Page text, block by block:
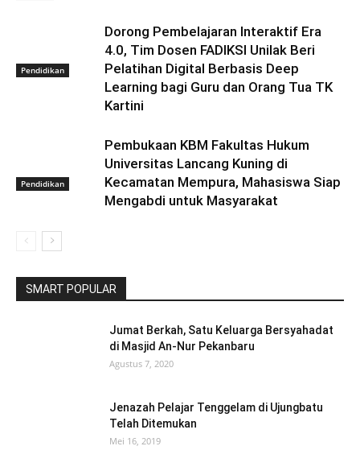
Pendidikan
Dorong Pembelajaran Interaktif Era
4.0, Tim Dosen FADIKSI Unilak Beri
Pelatihan Digital Berbasis Deep
Learning bagi Guru dan Orang Tua TK
Kartini
Pendidikan
Pembukaan KBM Fakultas Hukum
Universitas Lancang Kuning di
Kecamatan Mempura, Mahasiswa Siap
Mengabdi untuk Masyarakat
SMART POPULAR
Jumat Berkah, Satu Keluarga Bersyahadat
di Masjid An-Nur Pekanbaru
Agustus 7, 2020
Jenazah Pelajar Tenggelam di Ujungbatu
Telah Ditemukan
Mei 16, 2019